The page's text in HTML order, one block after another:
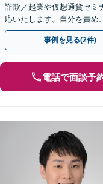
詐欺／起業や仮想通貨セミ
応いたします。自分を責め
にまずはご相談ください。
事例を見る(2件)
電話で面談予